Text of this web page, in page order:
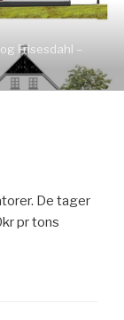
Frisesdahl –
De tager
pr tons